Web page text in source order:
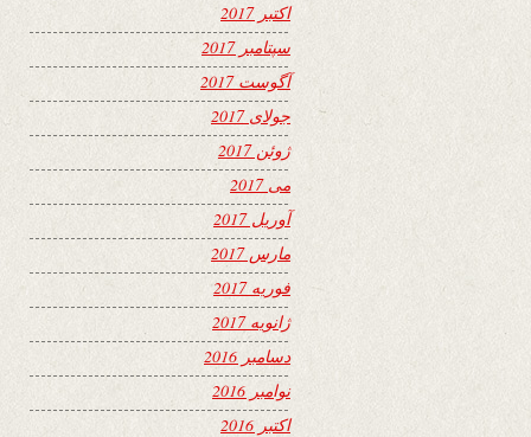
اکتبر 2017
سپتامبر 2017
آگوست 2017
جولای 2017
ژوئن 2017
می 2017
آوریل 2017
مارس 2017
فوریه 2017
ژانویه 2017
دسامبر 2016
نوامبر 2016
اکتبر 2016